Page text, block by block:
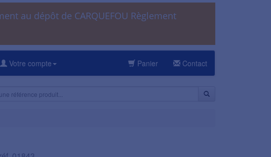
au dépôt de CARQUEFOU Règlement
Votre compte Panier Contact